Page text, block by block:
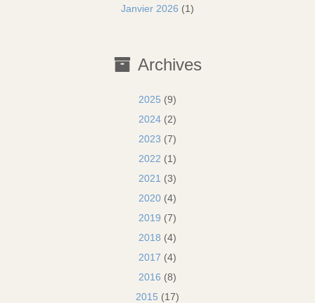
Janvier 2026 (1)
Archives
2025 (9)
2024 (2)
2023 (7)
2022 (1)
2021 (3)
2020 (4)
2019 (7)
2018 (4)
2017 (4)
2016 (8)
2015 (17)